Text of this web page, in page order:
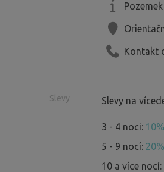
Kontakt
Slevy Slevy na
3 - 4 noci: 10%
5 - 9 nocí: 20%
10 a více nocí: